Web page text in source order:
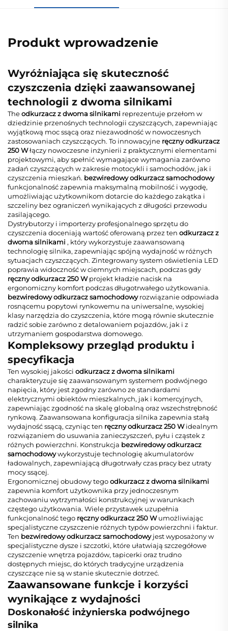
Produkt wprowadzenie
Wyróżniająca się skuteczność
czyszczenia dzięki zaawansowanej
technologii z dwoma silnikami
Theodkurzacz z dwoma silnikami reprezentuje przełom w
dziedzinie przenośnych technologii czyszczących, zapewniając
wyjątkową moc ssącą oraz niezawodność w nowoczesnych
zastosowaniach czyszczących. To innowacyjne ręczny odkurzacz
250 Włączy nowoczesne inżynierii z praktycznymi elementami
projektowymi, aby spełnić wymagające wymagania zarówno
zadań czyszczących w zakresie motocykli i samochodów, jak i
czyszczenia mieszkań. bezwiredowy odkurzacz samochodowy
funkcjonalność zapewnia maksymalną mobilność i wygodę,
umożliwiając użytkownikom dotarcie do każdego zakątka i
szczeliny bez ograniczeń wynikających z długości przewodu
zasilającego.
Dystrybutorzy i importerzy profesjonalnego sprzętu do
czyszczenia doceniają wartość oferowaną przez ten odkurzacz z
dwoma silnikami , który wykorzystuje zaawansowaną
technologię silnika, zapewniając spójną wydajność w różnych
sytuacjach czyszczących. Zintegrowany system oświetlenia LED
poprawia widoczność w ciemnych miejscach, podczas gdy
ręczny odkurzacz 250 Wprojekt kładzie nacisk na
ergonomiczny komfort podczas długotrwałego użytkowania.
bezwiredowy odkurzacz samochodowyrozwiązanie odpowiada
rosnącemu popytowi rynkowemu na uniwersalne, wysokiej
klasy narzędzia do czyszczenia, które mogą równie skutecznie
radzić sobie zarówno z detalowaniem pojazdów, jak i z
utrzymaniem gospodarstwa domowego.
Kompleksowy przegląd produktu i
specyfikacja
Ten wysokiej jakości odkurzacz z dwoma silnikami
charakteryzuje się zaawansowanym systemem podwójnego
napięcia, który jest zgodny zarówno ze standardami
elektrycznymi obiektów mieszkalnych, jak i komercyjnych,
zapewniając zgodność na skalę globalną oraz wszechstrębność
rynkową. Zaawansowana konfiguracja silnika zapewnia stałą
wydajność ssącą, czyniąc ten ręczny odkurzacz 250 Widealnym
rozwiązaniem do usuwania zanieczyszczeń, pyłu i cząstek z
różnych powierzchni. Konstrukcja bezwiredowy odkurzacz
samochodowywykorzystuje technologię akumulatorów
ładowalnych, zapewniającą długotrwały czas pracy bez utraty
mocy ssącej.
Ergonomicznej obudowy tegoodkurzacz z dwoma silnikami
zapewnia komfort użytkownika przy jednoczesnym
zachowaniu wytrzymałości konstrukcyjnej w warunkach
częstego użytkowania. Wiele przystawek uzupełnia
funkcjonalność tego ręczny odkurzacz 250 Wumożliwiając
specjalistyczne czyszczenie różnych typów powierzchni i faktur.
Ten bezwiredowy odkurzacz samochodowyjest wyposażony w
specjalistyczne dysze i szczotki, które ułatwiają szczegółowe
czyszczenie wnętrza pojazdów, tapicerki oraz trudno
dostępnych miejsc, do których tradycyjne urządzenia
czyszczące nie są w stanie skutecznie dotrzeć.
Zaawansowane funkcje i korzyści
wynikające z wydajności
Doskonałość inżynierska podwójnego
silnika